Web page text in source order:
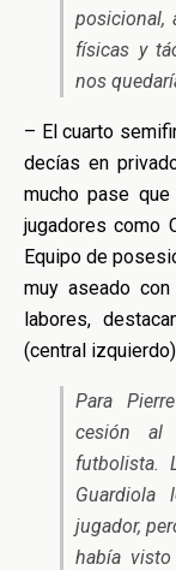
posicional,
físicas y
nos
– El cuarto
decías en
mucho pase
jugadores como
Equipo de
muy aseado
labores,
(central
Para
cesión al
futbolista.
jugador,
había